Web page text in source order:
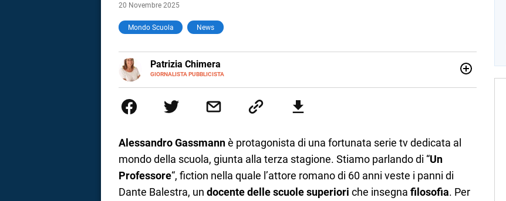
20 Novembre 2025
Mondo Scuola News
Patrizia Chimera
GIORNALISTA PUBBLICISTA
E-
MAIL
LINKEDIN
comunicazione specializzandosi nella scrittura di articoli sul mondo scolastico.
Alessandro Gassmannè protagonista di una fortunata serie tv dedicata al
mondo della scuola, giunta alla terza stagione. Stiamo parlando di “Un
Professore“, fiction nella quale l’attore romano di 60 anni veste i panni di
Dante Balestra, un docente delle scuole superiori che insegna filosofia. Per